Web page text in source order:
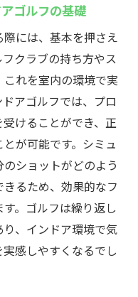
備紹介
できる理由
重要性
スキル向上法
ポイント
大限に活用する方
実！厚木市鳶尾の
設の特徴
するインドア環境
ゴルフの基礎
には、基本を押さえ
クラブの持ち方やス
れを室内の環境で実
アゴルフでは、プロ
けることができ、正
が可能です。シミュ
ショットがどのよう
るため、効果的なフ
。ゴルフは繰り返し
、インドア環境で気
感しやすくなるでし